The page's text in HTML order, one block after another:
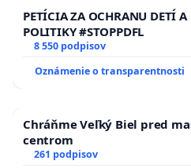
PETÍCIA ZA OCHRANU DETÍ A
POLITIKY #STOPPDFL
8 550 podpisov
Oznámenie o transparentnosti
Chráňme Veľký Biel pred
centrom
261 podpisov